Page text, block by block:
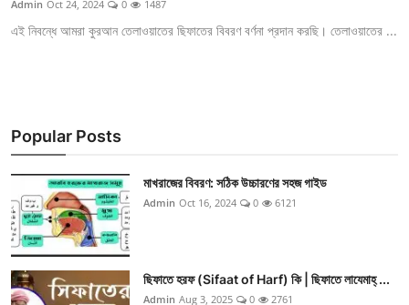
Admin Oct 24, 2024 0 1487
এই নিবন্ধে আমরা কুরআন তেলাওয়াতের ছিফাতের বিবরণ বর্ণনা প্রদান করছি। তেলাওয়াতের ...
Popular Posts
মাখরাজের বিবরণ: সঠিক উচ্চারণের সহজ গাইড
Admin Oct 16, 2024 0 6121
ছিফাতে হরফ (Sifaat of Harf) কি | ছিফাতে লাযেমাহ্ ...
Admin Aug 3, 2025 0 2761